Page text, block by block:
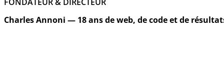
Charles Annoni — 18 ans de web, de code et de